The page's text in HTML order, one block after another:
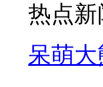
热点新
呆萌